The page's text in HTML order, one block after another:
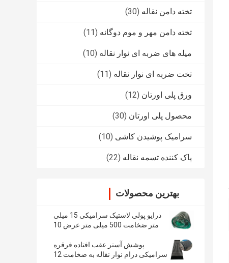
تخته دامن نقاله (30)
تخته دامن مهر و موم دوگانه (11)
میله های ضربه ای نوار نقاله (10)
تخت ضربه ای نوار نقاله (11)
ورق پلی اورتان (12)
محصول پلی اورتان (30)
سرامیک پوشیدن کاشی (10)
پاک کننده تسمه نقاله (22)
بهترین محصولات
درایو پولی لاستیک سرامیکی 15 میلی
متر ضخامت 500 میلی متر عرض 10
پوشش آستر عقب افتاده قرقره
سرامیکی درام نوار نقاله به ضخامت 12